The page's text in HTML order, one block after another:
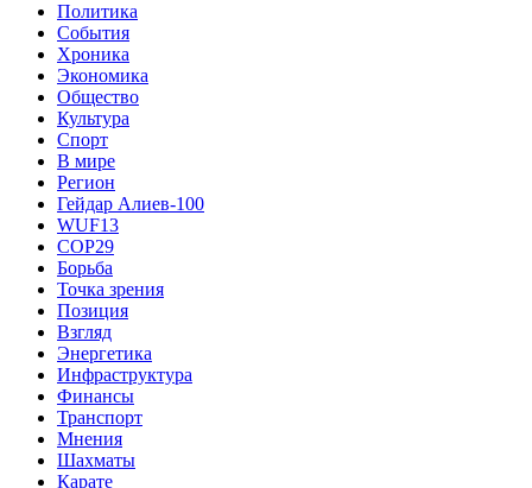
Политика
События
Хроника
Экономика
Общество
Культура
Спорт
В мире
Регион
Гейдар Алиев-100
WUF13
COP29
Борьба
Точка зрения
Позиция
Взгляд
Энергетика
Инфраструктура
Финансы
Транспорт
Мнения
Шахматы
Карате